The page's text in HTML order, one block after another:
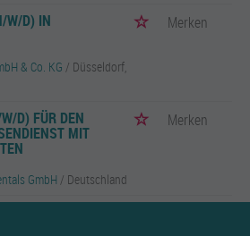
W/D) IN Merken
& Co. KG / Düsseldorf,
D) FÜR DEN
MIT V
Merken
GmbH / Deutschland